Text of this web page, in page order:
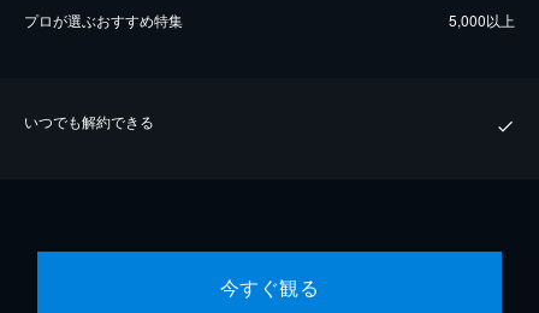
プロが選ぶおすすめ特集 5,000以上
いつでも解約できる
今すぐ観る